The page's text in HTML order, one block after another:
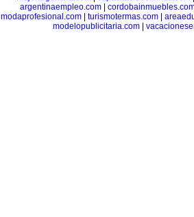
argentinaempleo.com|
modaprofesional.com
turismotermas.com
modelopublicitaria.com